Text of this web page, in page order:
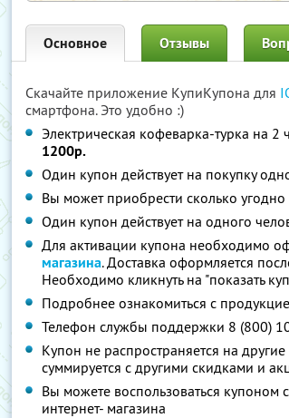
Основное Отзывы
Скачайте приложение КупиКупона для
смартфона. Это удобно :)
Электрическая кофеварка-турка на 2
1200р.
Один купон действует на покупку
Вы может приобрести сколько
Один купон действует на одного
Для активации купона необходимо
магазина. Доставка оформляется
Необходимо кликнуть на "показать
Подробнее ознакомиться с
Телефон службы поддержки 8 (800)
Купон не распространяется на
суммируется с другими скидками и
Вы можете воспользоваться купоном
интернет- магазина